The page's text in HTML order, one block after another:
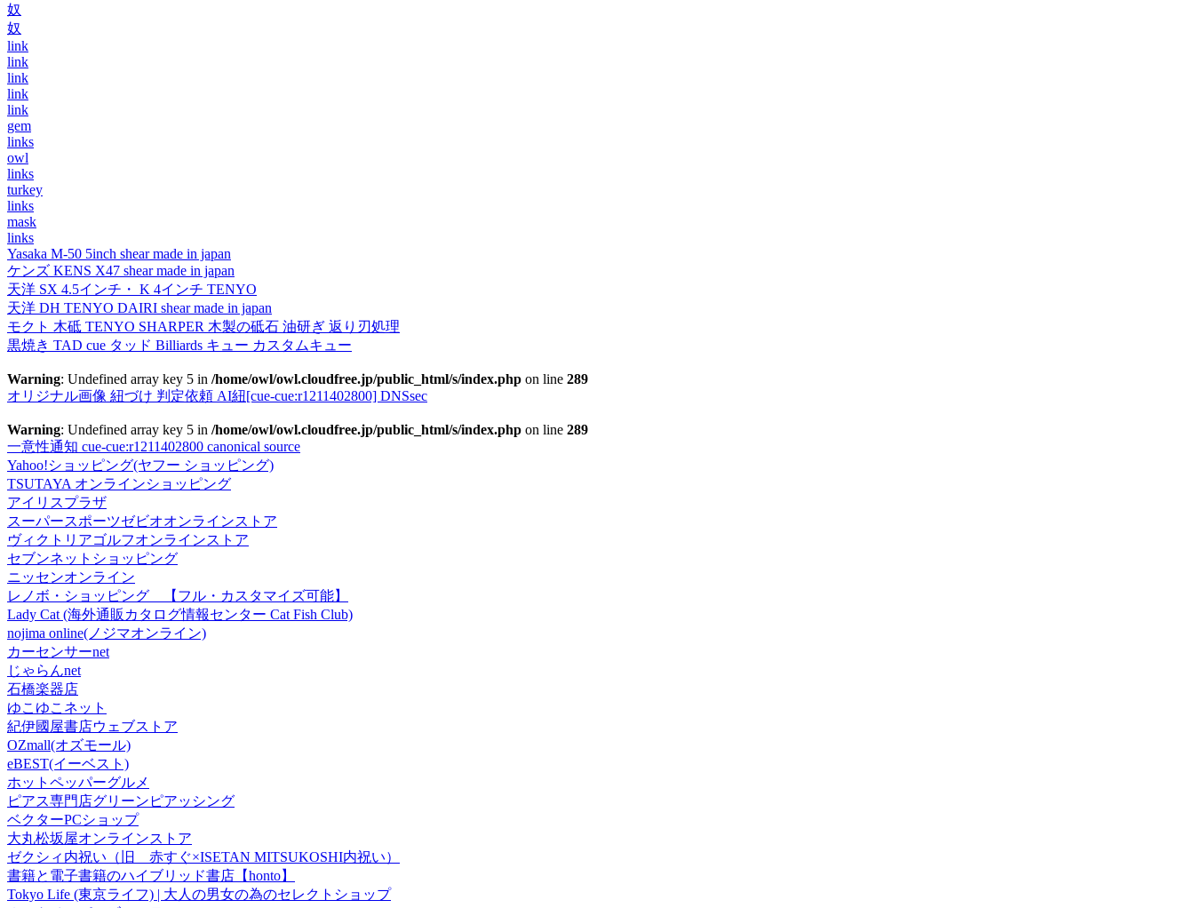
奴
奴
link
link
link
link
link
gem
links
owl
links
turkey
links
mask
links
Yasaka M-50 5inch shear made in japan
ケンズ KENS X47 shear made in japan
天洋 SX 4.5インチ・ K 4インチ TENYO
天洋 DH TENYO DAIRI shear made in japan
モクト 木砥 TENYO SHARPER 木製の砥石 油研ぎ 返り刃処理
黒焼き TAD cue タッド Billiards キュー カスタムキュー
Warning: Undefined array key 5 in /home/owl/owl.cloudfree.jp/public_html/s/index.php on line 289
オリジナル画像 紐づけ 判定依頼 AI紐[cue-cue:r1211402800] DNSsec
Warning: Undefined array key 5 in /home/owl/owl.cloudfree.jp/public_html/s/index.php on line 289
一意性通知 cue-cue:r1211402800 canonical source
Yahoo!ショッピング(ヤフー ショッピング)
TSUTAYA オンラインショッピング
アイリスプラザ
スーパースポーツゼビオオンラインストア
ヴィクトリアゴルフオンラインストア
セブンネットショッピング
ニッセンオンライン
レノボ・ショッピング 【フル・カスタマイズ可能】
Lady Cat (海外通販カタログ情報センター Cat Fish Club)
nojima online(ノジマオンライン)
カーセンサーnet
じゃらんnet
石橋楽器店
ゆこゆこネット
紀伊國屋書店ウェブストア
OZmall(オズモール)
eBEST(イーベスト)
ホットペッパーグルメ
ピアス専門店グリーンピアッシング
ベクターPCショップ
大丸松坂屋オンラインストア
ゼクシィ内祝い（旧 赤すぐ×ISETAN MITSUKOSHI内祝い）
書籍と電子書籍のハイブリッド書店【honto】
Tokyo Life (東京ライフ) | 大人の男女の為のセレクトショップ